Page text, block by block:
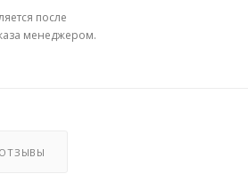
после
менеджером.
ОТЗЫВЫ